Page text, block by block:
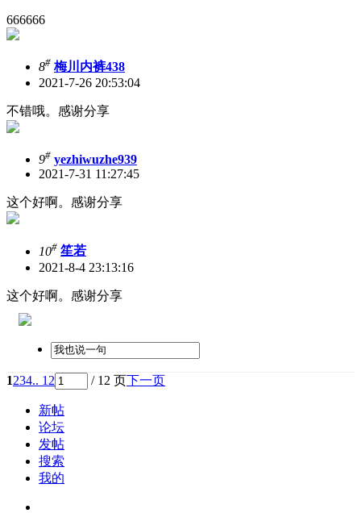
666666
8# 梅川内裤438
2021-7-26 20:53:04
不错哦。感谢分享
9# yezhiwuzhe939
2021-7-31 11:27:45
这个好啊。感谢分享
10# 笙若
2021-8-4 23:13:16
这个好啊。感谢分享
1234.. 12 / 12 页下一页
新帖
论坛
发帖
搜索
我的